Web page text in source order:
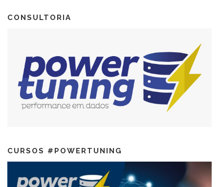
CONSULTORIA
CURSOS #POWERTUNING